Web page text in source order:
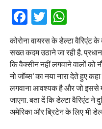
Facebook
Twitter
कोरोना वायरस के डेल्टा वैरिएंट
सख्त कदम उठाने जा रही है.
कि वैक्सीन नहीं लगवाने वालों को
नो जॉब्स’ का नया नारा देते हुए
लगवाना आवश्यक है और जो इससे
जाएगा. बता दें कि डेल्टा वैरिएंट ने
अमेरिका और ब्रिटेन के लिए भी